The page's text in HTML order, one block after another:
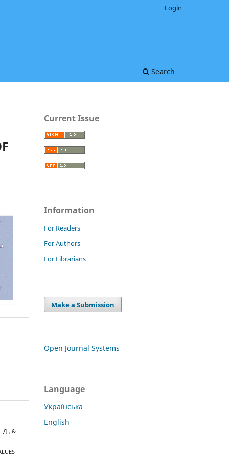
Search
Login
Д., &
Current Issue
Information
For Readers
For Authors
For Librarians
Make a Submission
Open Journal Systems
Language
Українська
English